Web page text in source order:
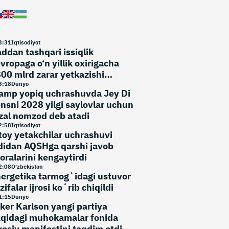
:31Iqtisodiyot
tashqari issiqlik
o‘n yillik oxirigacha
mlrd zarar yetkazishi
:18Dunyo
yopiq uchrashuvda Jey Di
2028 yilgi saylovlar uchun
nomzod deb atadi
:58Iqtisodiyot
yetakchilar uchrashuvi
AQSHga qarshi javob
kengaytirdi
:08O'zbekiston
tarmogʻidagi ustuvor
ijrosi koʻrib chiqildi
:15Dunyo
Karlson yangi partiya
muhokamalar fonida